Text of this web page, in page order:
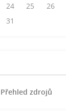
24
25 26
31
Přehled zdrojů